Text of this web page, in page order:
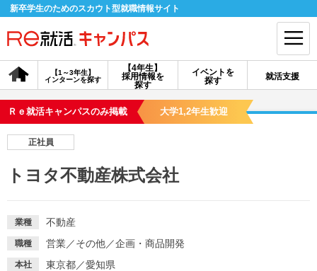
新卒学生のためのスカウト型就職情報サイト
【4年生】
採用情報を
探す
【1～3年生】
インターンを探す
イベントを
探す
就活支援
会員登録 ログイン
会員ID・パスワードを忘れた方はこちら
探す
イベントを探す
Ｒｅ就活キャンパスのみ掲載 大学1,2年生歓迎
正社員
トヨタ不動産株式会社
業種 不動産
職種 営業／その他／企画・商品開発
本社 東京都／愛知県